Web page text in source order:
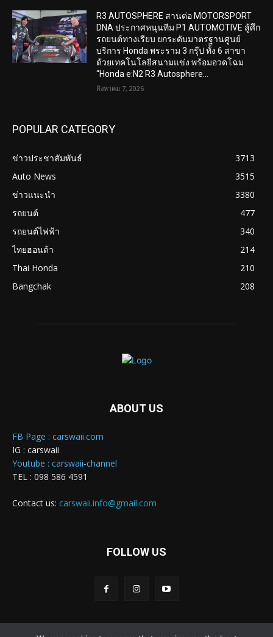
R3 AUTOSPHERE สานต่อ MOTORSPORT
DNA ประกาศหนุนทีม P1 AUTOMOTIVE สู้ศึก
รถยนต์ทางเรียบ ยกระดับมาตรฐานศูนย์
บริการ Honda พระราม 3 กรุ๊ป ทั้ง 6 สาขา
ด้วยเทคโนโลยีสนามแข่ง พร้อมอวดโฉม
“Honda e:N2 R3 Autosphere...
สิงหาคม 7, 2026
POPULAR CATEGORY
ข่าวประชาสัมพันธ์
3713
Auto News
3515
ข่าวแนะนำ
3380
รถยนต์
477
รถยนต์ไฟฟ้า
340
ไทยฮอนด้า
214
Thai Honda
210
Bangchak
208
ABOUT US
FB Page : carswaii.com
IG : carswaii
Youtube : carswaii-channel
TEL : 098 586 4591
Contact us: carswaii.info@gmail.com
FOLLOW US